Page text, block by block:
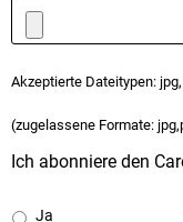
Akzeptierte Dateitypen:
(zugelassene Formate:
Ich abonniere den
Ja